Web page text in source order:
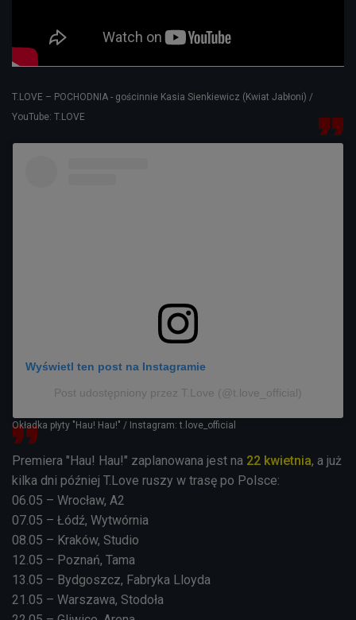
T.LOVE – POCHODNIA - gościnnie Kasia Sienkiewicz (Kwiat Jabłoni) /
YouTube: T.LOVE
Wyświetl ten post na Instagramie
Post udostępniony przez T.Love (@t.love_official)
Okładka płyty "Hau! Hau!" / Instagram: t.love_official
Premiera "Hau! Hau!" zaplanowana jest na 22 kwietnia, a już
kilka dni później T.Love ruszy w trasę po Polsce:
06.05 – Wrocław, A2
07.05 – Łódź, Wytwórnia
08.05 – Kraków, Studio
12.05 – Poznań, Tama
13.05 – Bydgoszcz, Fabryka Lloyda
21.05 – Warszawa, Stodoła